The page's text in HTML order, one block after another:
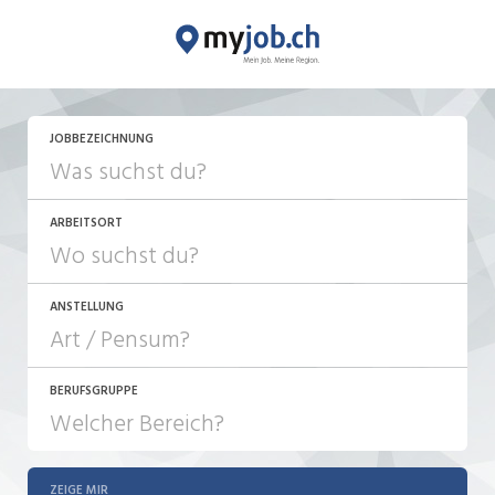
JOBBEZEICHNUNG
ARBEITSORT
ANSTELLUNG
JOB-TYP
Festanstellung
BERUFSGRUPPE
ZEIGE MIR